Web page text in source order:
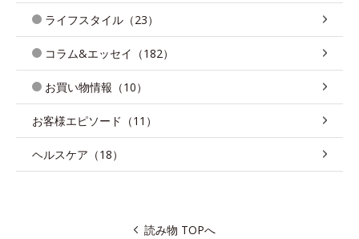
ライフスタイル（23）
コラム&エッセイ（182）
お買い物情報（10）
お客様エピソード（11）
ヘルスケア（18）
読み物 TOPへ